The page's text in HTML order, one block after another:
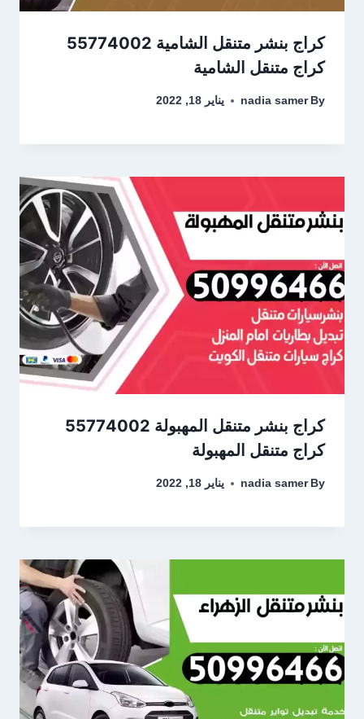
كراج متنقل الشامية
By
nadia samer يناير 18, 2022
كراج متنقل المهبولة
By
nadia samer يناير 18, 2022